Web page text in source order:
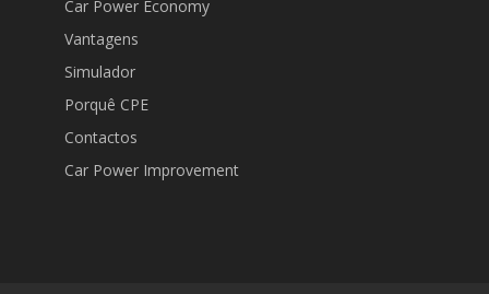
Car Power Economy
Vantagens
Simulador
Porquê CPE
Contactos
Car Power Improvement